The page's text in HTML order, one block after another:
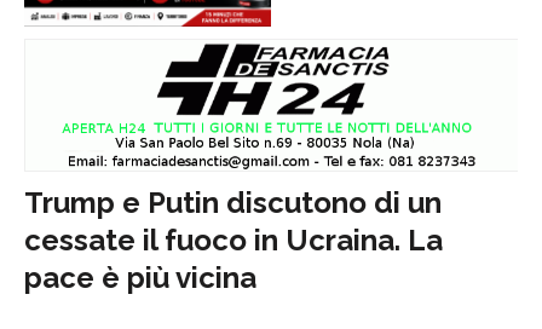
Trump e Putin discutono di un
cessate il fuoco in Ucraina. La
pace è più vicina